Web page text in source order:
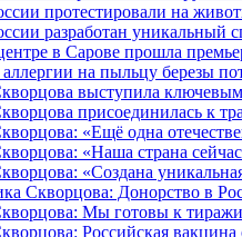
протестировали на
разработан уникальный
в Сарове прошла
на пыльцу березы
выступила
присоединилась к
«Ещё одна
«Наша страна
«Создана
Скворцова: Донорство в
Мы готовы к
Российская